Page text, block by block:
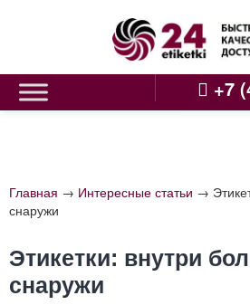
+7
Главная → Интересные статьи →
снаружи
Этикетки: внутри
снаружи